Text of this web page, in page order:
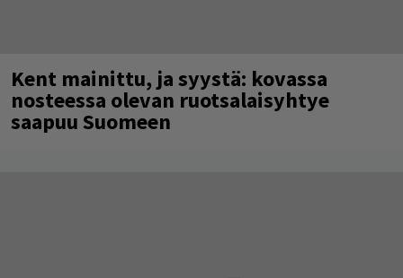
Kent mainittu, ja syystä: kovassa
nosteessa olevan ruotsalaisyhtye
saapuu Suomeen